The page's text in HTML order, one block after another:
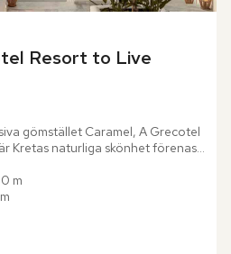
Resort to Live
gömstället Caramel, A Grecotel
Kretas naturliga skönhet förenas
frodiga gräsmattor...
m